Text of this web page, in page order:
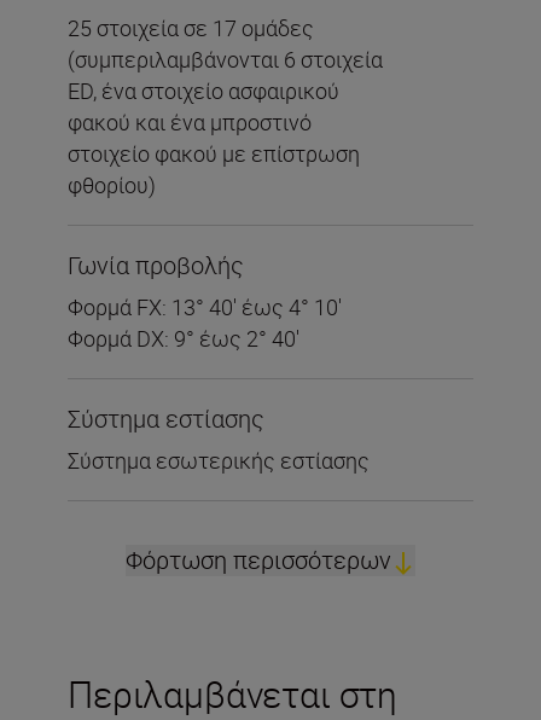
25 στοιχεία σε 17 ομάδες
(συμπεριλαμβάνονται 6 στοιχεία
ED, ένα στοιχείο ασφαιρικού
φακού και ένα μπροστινό
στοιχείο φακού με επίστρωση
φθορίου)
Γωνία προβολής
Φορμά FX: 13° 40′ έως 4° 10′
Φορμά DX: 9° έως 2° 40′
Σύστημα εστίασης
Σύστημα εσωτερικής εστίασης
Φόρτωση περισσότερων
Περιλαμβάνεται στη